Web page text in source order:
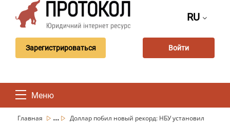
RU
Зарегистрироваться Войти
Меню
Главная ...
Доллар побил новый рекорд: НБУ установил